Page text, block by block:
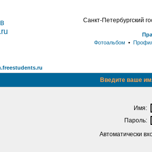
Санкт-Петербургский
Фотоальбом •
Введите ваше
Имя:
Пароль:
Автоматически